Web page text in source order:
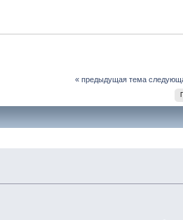
« предыдущая тема